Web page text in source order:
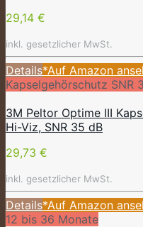
29,14 €
inkl. gesetzlicher MwSt.
Details*Auf Amazon
Kapselgehörschutz SNR
3M Peltor Optime III
Hi-Viz, SNR 35 dB
29,73 €
inkl. gesetzlicher MwSt.
Details*Auf Amazon
12 bis 36 Monate